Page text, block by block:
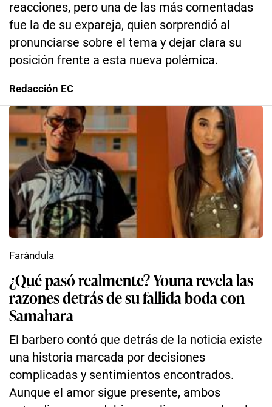
reacciones, pero una de las más comentadas
fue la de su expareja, quien sorprendió al
pronunciarse sobre el tema y dejar clara su
posición frente a esta nueva polémica.
Redacción EC
¿Qué pasó realmente? Youna revela las
razones detrás de su fallida boda con
Samahara
El barbero contó que detrás de la noticia existe
una historia marcada por decisiones
complicadas y sentimientos encontrados.
Aunque el amor sigue presente, ambos
Farándula